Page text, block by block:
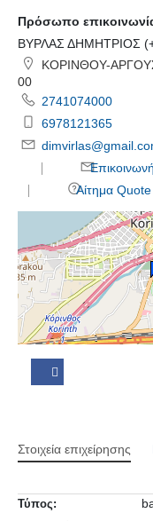
Πρόσωπο
ΒΥΡΛΑΣ ΔΗΜΗΤΡΙΟΣ
ΚΟΡΙΝΘΟΥ-
00
2741074000
6978121365
Αίτημα Quote
Στοιχεία επιχείρησης
Τύπος: